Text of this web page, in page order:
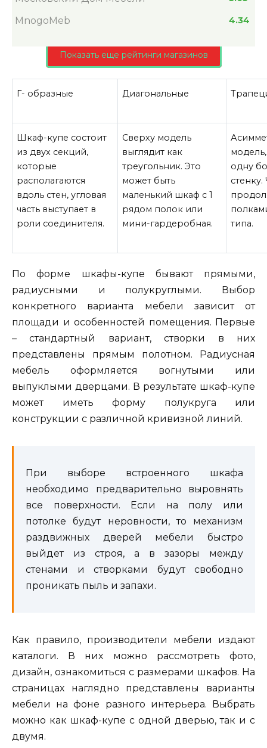
MnogoMeb 4.34
Показать еще рейтинги магазинов
Г- образные Диагональные
Шкаф-купе состоит
из двух секций,
которые
располагаются
вдоль стен, угловая
часть выступает в
роли соединителя.
Сверху модель
выглядит как
треугольник. Это
может быть
маленький шкаф с 1
рядом полок или
мини-гардеробная.
одну
типа.
По форме шкафы-купе бывают прямыми,
радиусными и полукруглыми. Выбор
конкретного варианта мебели зависит от
площади и особенностей помещения. Первые
– стандартный вариант, створки в них
представлены прямым полотном. Радиусная
мебель оформляется вогнутыми или
выпуклыми дверцами. В результате шкаф-купе
может иметь форму полукруга или
конструкции с различной кривизной линий.
При выборе встроенного шкафа
необходимо предварительно выровнять
все поверхности. Если на полу или
потолке будут неровности, то механизм
раздвижных дверей мебели быстро
выйдет из строя, а в зазоры между
стенами и створками будут свободно
проникать пыль и запахи.
Как правило, производители мебели издают
каталоги. В них можно рассмотреть фото,
дизайн, ознакомиться с размерами шкафов. На
страницах наглядно представлены варианты
мебели на фоне разного интерьера. Выбрать
можно как шкаф-купе с одной дверью, так и с
двумя.